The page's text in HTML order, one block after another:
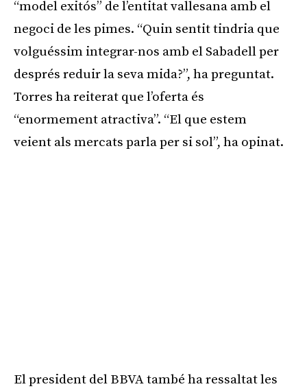
“model exitós” de l’entitat vallesana amb el
negoci de les pimes. “Quin sentit tindria que
volguéssim integrar-nos amb el Sabadell per
després reduir la seva mida?”, ha preguntat.
Torres ha reiterat que l’oferta és
“enormement atractiva”. “El que estem
veient als mercats parla per si sol”, ha opinat.
El president del BBVA també ha ressaltat les